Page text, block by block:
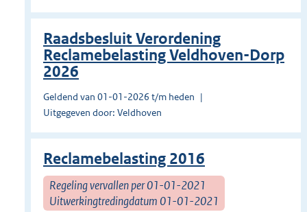
Raadsbesluit Verordening
Reclamebelasting Veldhoven-Dorp
2026
Geldend van 01-01-2026 t/m heden
Uitgegeven door: Veldhoven
Reclamebelasting 2016
Regeling vervallen per 01-01-2021
Uitwerkingtredingdatum 01-01-2021